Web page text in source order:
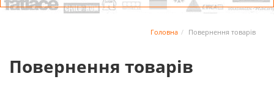
Головна Повернення товарів
Повернення товарів